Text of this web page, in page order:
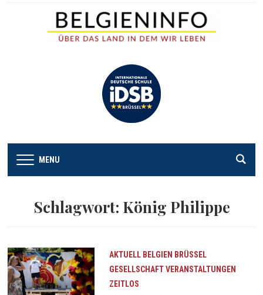
MENU
Schlagwort: König Philippe
AKTUELL BELGIEN BRÜSSEL
GESELLSCHAFTVERANSTALTUNGEN
ZEITLOS